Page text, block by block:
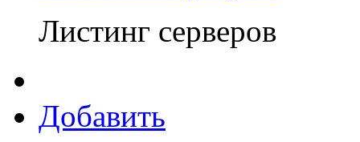
Листинг серверов
Добавить